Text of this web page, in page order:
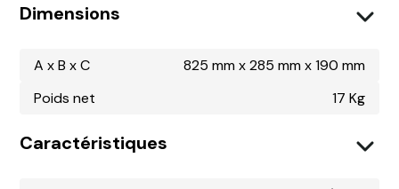
Dimensions
A x B x C
825 mm x 285 mm x 190 mm
Poids net
17 Kg
Caractéristiques